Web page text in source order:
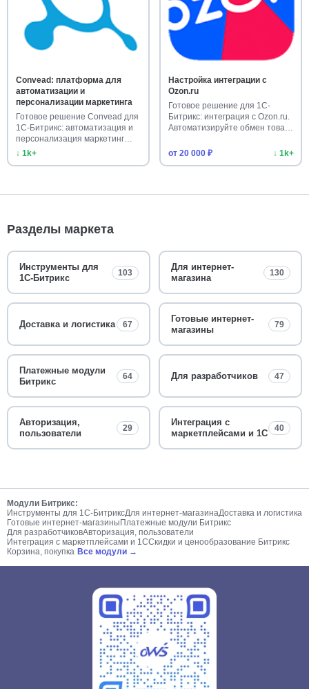
Convead: платформа для
автоматизации и
персонализации маркетинга
Готовое решение Convead для
1С-Битрикс: автоматизация и
персонализация маркетинг…
↓ 1k+
Настройка интеграции с
Ozon.ru
Готовое решение для 1С-
Битрикс: интеграция с Ozon.ru.
Автоматизируйте обмен това…
от 20 000 ₽ ↓ 1k+
Разделы маркета
Инструменты для
1С-Битрикс
103
Для интернет-
магазина
130
Доставка и логистика 67
Готовые интернет-
магазины
79
Платежные модули
Битрикс
64 Для разработчиков 47
Авторизация,
пользователи
29
Интеграция с
маркетплейсами и 1С
40
Модули Битрикс:
Инструменты для 1С-БитриксДля интернет-магазинаДоставка и логистика
Готовые интернет-магазины Платежные модули Битрикс
Для разработчиковАвторизация, пользователи
Интеграция с маркетплейсами и 1ССкидки и ценообразование Битрикс
Корзина, покупка Все модули →